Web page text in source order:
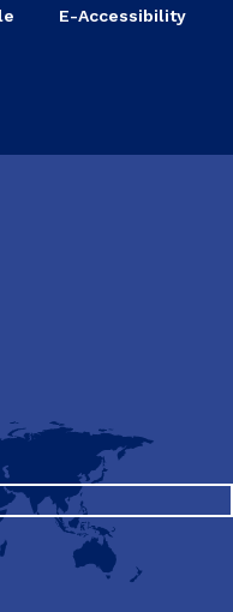
E-Accessibility